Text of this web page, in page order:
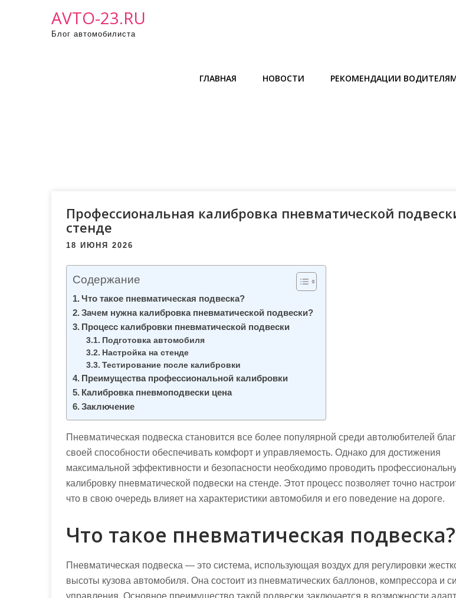
содержимому
AVTO-23.RU
Блог автомобилиста
ГЛАВНАЯ НОВОСТИ РЕКОМЕНДАЦИИ
Профессиональная калибровка пневматической
стенде
18 ИЮНЯ 2026
Содержание
Что такое пневматическая подвеска?
Зачем нужна калибровка пневматической подвески?
Процесс калибровки пневматической подвески
Подготовка автомобиля
Настройка на стенде
Тестирование после калибровки
Преимущества профессиональной калибровки
Калибровка пневмоподвески цена
Заключение
Пневматическая подвеска становится все более популярной среди автолюбителей
своей способности обеспечивать комфорт и управляемость. Однако для достижения
максимальной эффективности и безопасности необходимо проводить
калибровку пневматической подвески на стенде. Этот процесс позволяет точно
что в свою очередь влияет на характеристики автомобиля и его поведение на дороге.
Что такое пневматическая подвеска?
Пневматическая подвеска — это система, использующая воздух для регулировки
высоты кузова автомобиля. Она состоит из пневматических баллонов, компрессора и
управления. Основное преимущество такой подвески заключается в возможности